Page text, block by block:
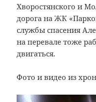
Хворостянского и
дорога на ЖК
службы спасения
на перевале тоже
двигаться.
Фото и видео из
Видеоплеер